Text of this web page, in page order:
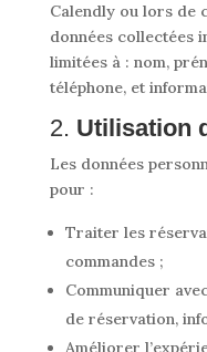
Calendly ou lors de
données collectées
limitées à : nom,
téléphone, et
2. Utilisation
Les données
pour :
Traiter les
commandes ;
Communiquer
de réservation,
Améliorer